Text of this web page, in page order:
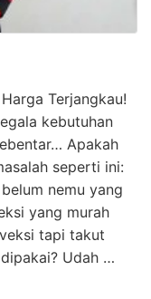
Terjangkau!
kebutuhan
Apakah
seperti ini:
nemu yang
yang murah
tapi takut
Udah …